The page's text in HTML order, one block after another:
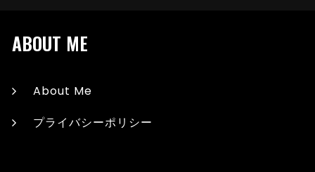
ABOUT ME
About Me
プライバシーポリシー